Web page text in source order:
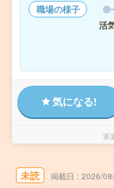
職場の様子
活
気になる!
派
未読 掲載日 2026/